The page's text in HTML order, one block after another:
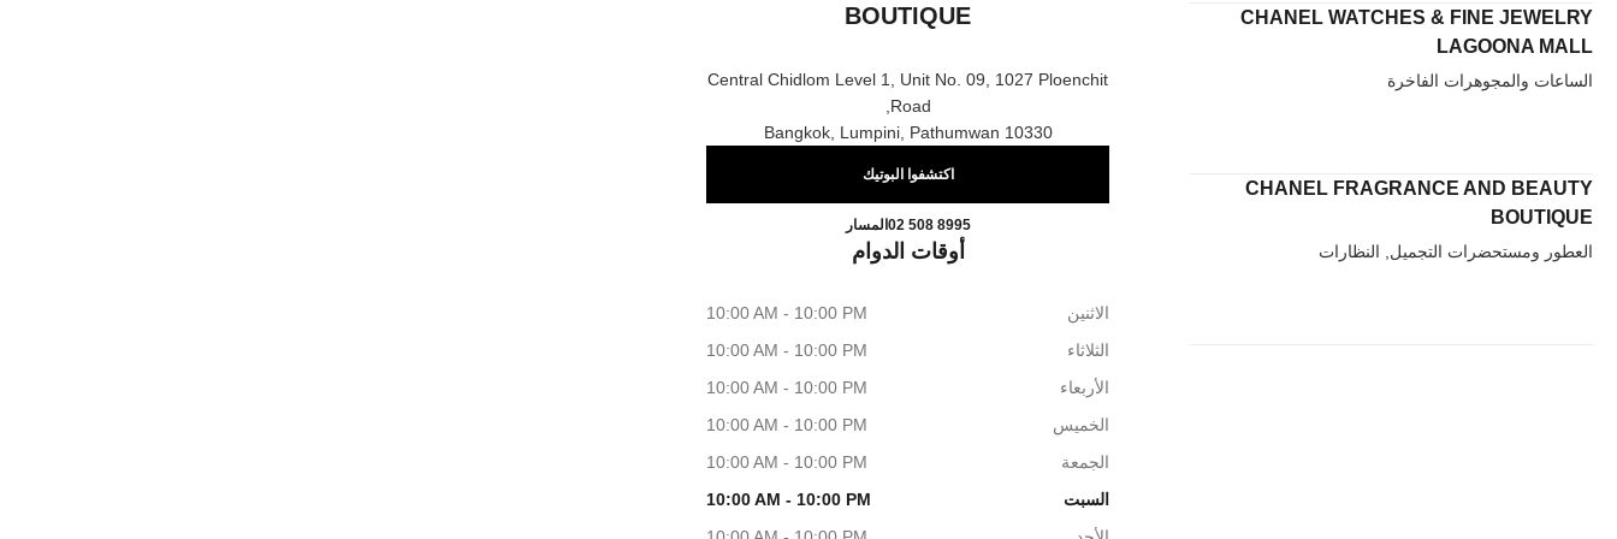
CHANEL WATCHES & FINE JEWELRY
LAGOONA MALL
الساعات والمجوهرات الفاخرة
CHANEL FRAGRANCE AND BEAUTY
BOUTIQUE
العطور ومستحضرات التجميل, النظارات
BOUTIQUE
Central Chidlom Level 1, Unit No. 09, 1027 Ploenchit
Road,
10330 Bangkok, Lumpini, Pathumwan
اكتشفوا البوتيك
اتصال
02 508 8995 المسارCHANEL CHIDLOM SHOE BOUTIQUE
أوقات الدوام
الاثنين
10:00 AM - 10:00 PM
الثلاثاء
10:00 AM - 10:00 PM
الأربعاء
10:00 AM - 10:00 PM
الخميس
10:00 AM - 10:00 PM
الجمعة
10:00 AM - 10:00 PM
السبت
10:00 AM - 10:00 PM